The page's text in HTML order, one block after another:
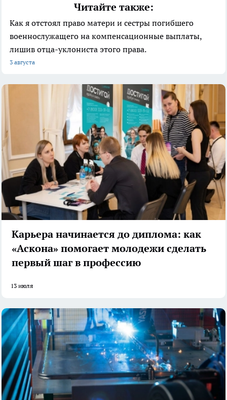
Читайте также:
Как я отстоял право матери и сестры погибшего
военнослужащего на компенсационные выплаты,
лишив отца-уклониста этого права.
3 августа
Карьера начинается до диплома: как
«Аскона» помогает молодежи сделать
первый шаг в профессию
13 июля